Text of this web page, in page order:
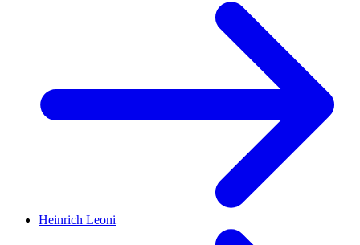
Heinrich Leoni